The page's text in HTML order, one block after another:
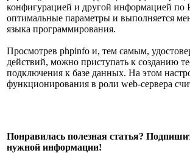
конфигурацией и другой информацией по
оптимальные параметры и выполняется
языка программирования.
Просмотрев phpinfo и, тем самым,
действий, можно приступать к созданию
подключения к базе данных. На этом
функционирования в роли web-сервера
Понравилась полезная статья?
нужной информации!